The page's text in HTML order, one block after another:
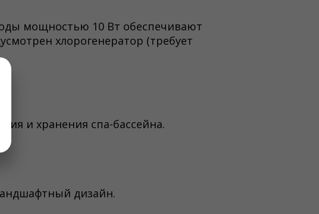
мощностью 10 Вт обеспечивают
хлорогенератор (требует
и хранения спа-бассейна.
дизайн.